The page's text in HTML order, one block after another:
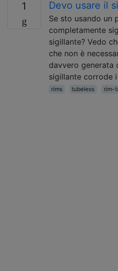
1 Devo usare il
Se sto usando un
completamente
sigillante? Vedo
che non è
davvero generata
sigillante corrode
rims tubeless rim-